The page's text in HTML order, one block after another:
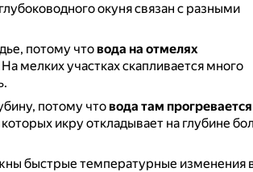
окуня связан с разными
потому что вода на отмелях
На мелких участках скапливается много
потому что вода там
икру откладывает на глубине
быстрые температурные изменения